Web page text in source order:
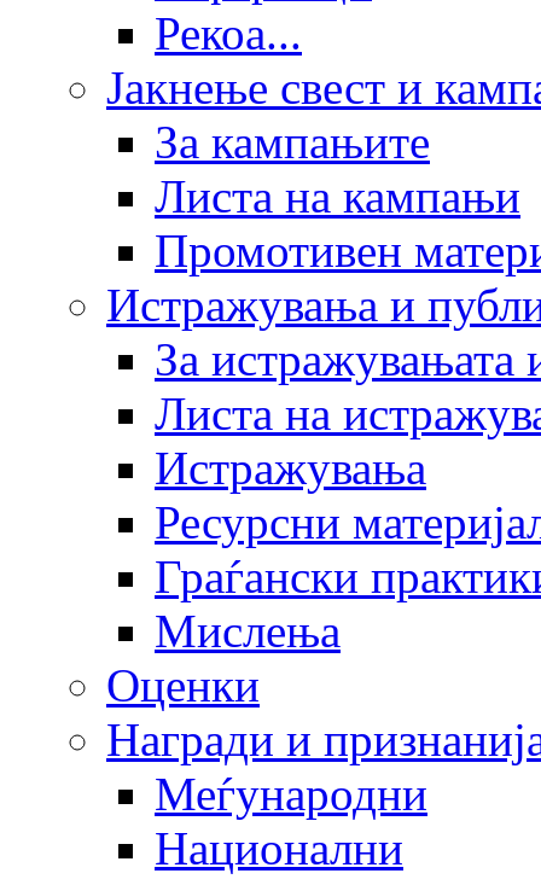
Рекоа...
Јакнење свест и
За кампањите
Листа на кампањи
Промотивен
Истражувања и
За истражувањата
Листа на
Истражувања
Ресурсни
Граѓански
Мислења
Оценки
Награди и
Меѓународни
Национални